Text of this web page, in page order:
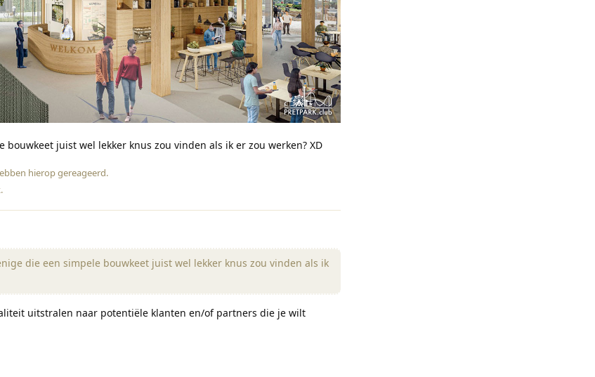
juist wel lekker knus zou vinden als ik er zou werken? XD
hierop gereageerd.
.
die een simpele bouwkeet juist wel lekker knus zou vinden als ik
uitstralen naar potentiële klanten en/of partners die je wilt